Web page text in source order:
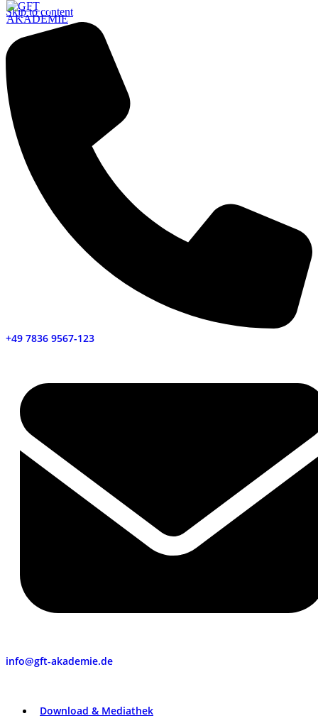
Skip to content
+49 7836 9567-123
info@gft-akademie.de
Download & Mediathek